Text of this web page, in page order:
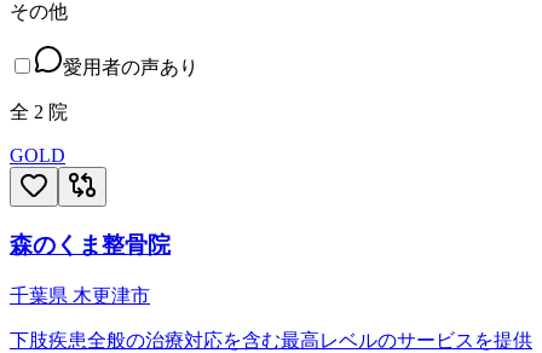
その他
愛用者の声あり
全 2 院
GOLD
森のくま整骨院
千葉県 木更津市
下肢疾患全般の治療対応を含む最高レベルのサービスを提供